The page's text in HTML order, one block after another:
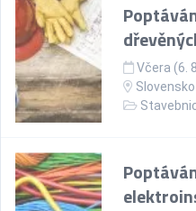
Včera (6.
Slovensko